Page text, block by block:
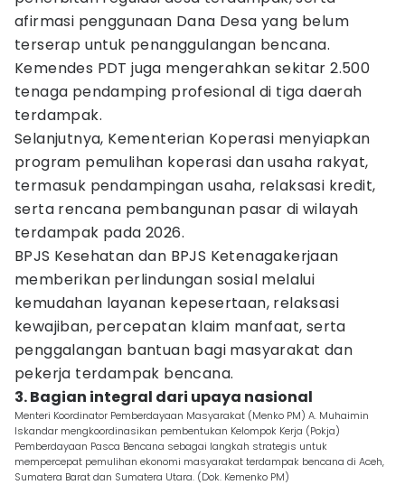
afirmasi penggunaan Dana Desa yang belum
terserap untuk penanggulangan bencana.
Kemendes PDT juga mengerahkan sekitar 2.500
tenaga pendamping profesional di tiga daerah
terdampak.
Selanjutnya, Kementerian Koperasi menyiapkan
program pemulihan koperasi dan usaha rakyat,
termasuk pendampingan usaha, relaksasi kredit,
serta rencana pembangunan pasar di wilayah
terdampak pada 2026.
BPJS Kesehatan dan BPJS Ketenagakerjaan
memberikan perlindungan sosial melalui
kemudahan layanan kepesertaan, relaksasi
kewajiban, percepatan klaim manfaat, serta
penggalangan bantuan bagi masyarakat dan
pekerja terdampak bencana.
3. Bagian integral dari upaya nasional
Menteri Koordinator Pemberdayaan Masyarakat (Menko PM) A. Muhaimin
Iskandar mengkoordinasikan pembentukan Kelompok Kerja (Pokja)
Pemberdayaan Pasca Bencana sebagai langkah strategis untuk
mempercepat pemulihan ekonomi masyarakat terdampak bencana di Aceh,
Sumatera Barat dan Sumatera Utara. (Dok. Kemenko PM)